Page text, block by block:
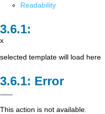
Readability
x
selected template will load here
Error
This action is not available.